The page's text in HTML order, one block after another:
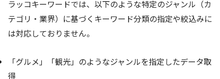
ラッコキーワードでは、以下のような特定のジャンル（カ
テゴリ・業界）に基づくキーワード分類の指定や絞込みに
は対応しておりません。
「グルメ」「観光」のようなジャンルを指定したデータ取
得